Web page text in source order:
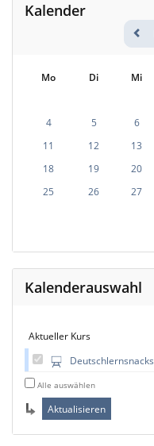
Kalender
Mo Di Mi
4
5 6
11
12 13
18
19 20
25
26 27
Kalenderauswahl
Aktueller Kurs
Deutschlernsnacks
Alle auswählen